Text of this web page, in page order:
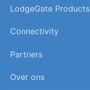
LodgeGate Products
Connectivity
Partners
Over ons